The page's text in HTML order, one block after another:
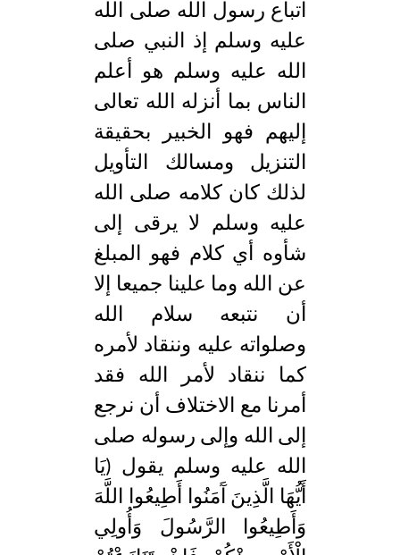
اتباع رسول الله صلى الله
عليه وسلم إذ النبي صلى
الله عليه وسلم هو أعلم
الناس بما أنزله الله تعالى
إليهم فهو الخبير بحقيقة
التنزيل ومسالك التأويل
لذلك كان كلامه صلى الله
عليه وسلم لا يرقى إلى
شأوه أي كلام فهو المبلغ
عن الله وما علينا جميعا إلا
أن نتبعه سلام الله
وصلواته عليه وننقاد لأمره
كما ننقاد لأمر الله فقد
أمرنا مع الاختلاف أن نرجع
إلى الله وإلى رسوله صلى
الله عليه وسلم يقول (يَا
أَيُّهَا الَّذِينَ آَمَنُوا أَطِيعُوا اللَّهَ
وَأَطِيعُوا الرَّسُولَ وَأُولِي